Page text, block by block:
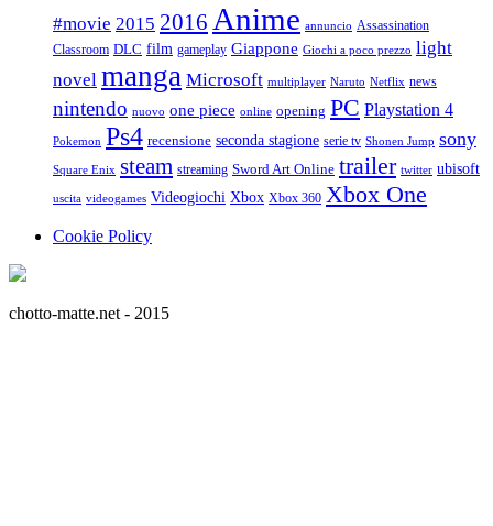
#movie 2015 2016 Anime annuncio Assassination
Classroom DLC film gameplay Giappone Giochi a poco prezzo light
novel manga Microsoft multiplayer Naruto Netflix news
nintendo nuovo one piece online opening PC Playstation 4
Pokemon Ps4 recensione seconda stagione serie tv Shonen Jump sony
Square Enix steam streaming Sword Art Online trailer twitter ubisoft
uscita videogames Videogiochi Xbox Xbox 360 Xbox One
Cookie Policy
chotto-matte.net - 2015